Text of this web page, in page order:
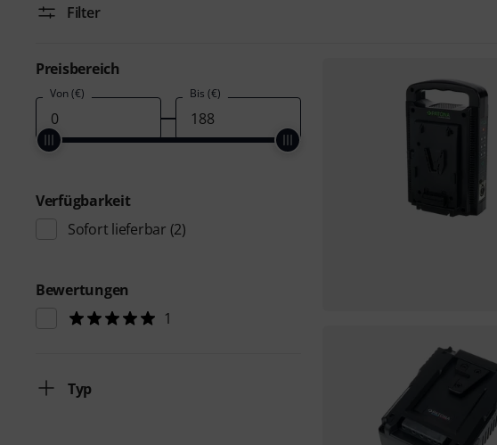
Filter
Preisbereich
Von (€) Bis (€)
Verfügbarkeit
Sofort lieferbar (2)
Bewertungen
1
Typ